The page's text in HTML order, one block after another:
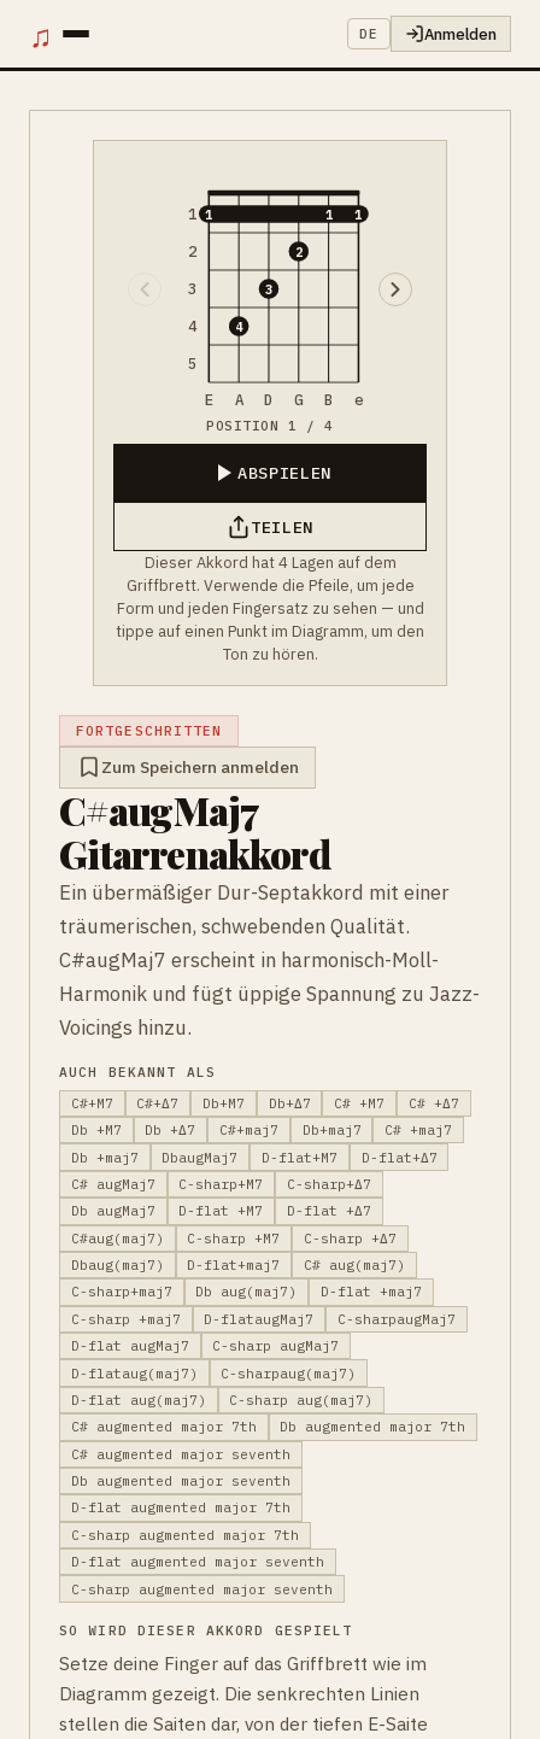
♫ DE Anmelden
1
2
3
4
5
1
4
3
2
1 1
E A D G B e
POSITION 1 / 4
ABSPIELEN
TEILEN
Dieser Akkord hat 4 Lagen auf dem
Griffbrett. Verwende die Pfeile, um jede
Form und jeden Fingersatz zu sehen — und
tippe auf einen Punkt im Diagramm, um den
Ton zu hören.
FORTGESCHRITTEN
Zum Speichern anmelden
C#augMaj7
Gitarrenakkord
Ein übermäßiger Dur-Septakkord mit einer
träumerischen, schwebenden Qualität.
C#augMaj7 erscheint in harmonisch-Moll-
Harmonik und fügt üppige Spannung zu Jazz-
Voicings hinzu.
AUCH BEKANNT ALS
C#+M7
C#+Δ7 Db+M7 Db+Δ7 C# +M7
C# +Δ7
Db +M7
Db +Δ7 C#+maj7 Db+maj7
C# +maj7
Db +maj7
DbaugMaj7 D-flat+M7
D-flat+Δ7
C# augMaj7
C-sharp+M7
C-sharp+Δ7
Db augMaj7
D-flat +M7
D-flat +Δ7
C#aug(maj7)
C-sharp +M7
C-sharp +Δ7
Dbaug(maj7)
D-flat+maj7
C# aug(maj7)
C-sharp+maj7
Db aug(maj7)
D-flat +maj7
C-sharp +maj7
D-flataugMaj7
C-sharpaugMaj7
D-flat augMaj7
C-sharp augMaj7
D-flataug(maj7)
C-sharpaug(maj7)
D-flat aug(maj7)
C-sharp aug(maj7)
C# augmented major 7th
Db augmented major 7th
C# augmented major seventh
Db augmented major seventh
D-flat augmented major 7th
C-sharp augmented major 7th
D-flat augmented major seventh
C-sharp augmented major seventh
SO WIRD DIESER AKKORD GESPIELT
Setze deine Finger auf das Griffbrett wie im
Diagramm gezeigt. Die senkrechten Linien
stellen die Saiten dar, von der tiefen E-Saite